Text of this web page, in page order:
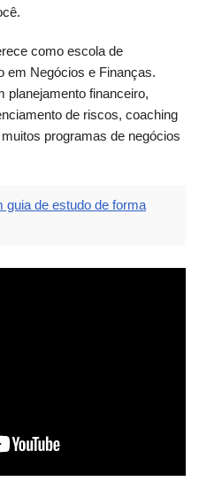
como escola de
em Negócios e Finanças.
planejamento financeiro,
de riscos, coaching
programas de negócios
guia de estudo de forma